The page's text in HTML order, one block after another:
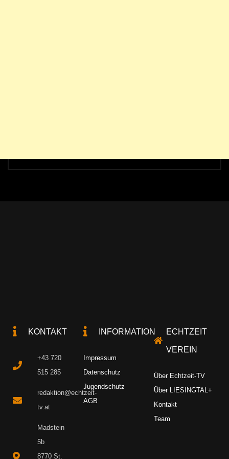
KONTAKT
+43 720
515 285
redaktion@echtzeit-
tv.at
Madstein
5b
8770 St.
INFORMATION
Impressum
Datenschutz
Jugendschutz
AGB
ECHTZEIT
VEREIN
Über Echtzeit-TV
Über LIESINGTAL+
Kontakt
Team